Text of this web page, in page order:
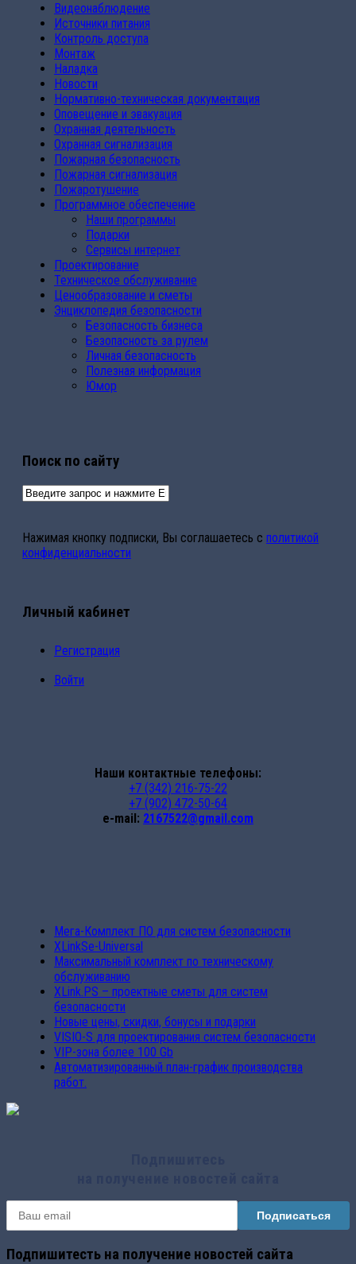
Видеонаблюдение
Источники питания
Контроль доступа
Монтаж
Наладка
Новости
Нормативно-техническая документация
Оповещение и эвакуация
Охранная деятельность
Охранная сигнализация
Пожарная безопасность
Пожарная сигнализация
Пожаротушение
Программное обеспечение
Наши программы
Подарки
Сервисы интернет
Проектирование
Техническое обслуживание
Ценообразование и сметы
Энциклопедия безопасности
Безопасность бизнеса
Безопасность за рулем
Личная безопасность
Полезная информация
Юмор
Поиск по сайту
Нажимая кнопку подписки, Вы соглашаетесь с политикой
конфиденциальности
Личный кабинет
Регистрация
Войти
Наши контактные телефоны:
+7 (342) 216-75-22
+7 (902) 472-50-64
e-mail: 2167522@gmail.com
Мега-Комплект ПО для систем безопасности
XLinkSe-Universal
Максимальный комплект по техническому
обслуживанию
XLink.PS – проектные сметы для систем
безопасности
Новые цены, скидки, бонусы и подарки
VISIO-S для проектирования систем безопасности
VIP-зона более 100 Gb
Автоматизированный план-график производства
работ.
Подпишитесть на получение новостей сайта